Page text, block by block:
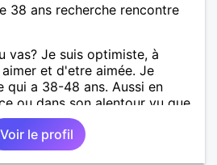
38 ans recherche rencontre
vas? Je suis optimiste, à
et d'etre aimée. Je
qui a 38-48 ans. Aussi en
ou dans son alentour vu que
ne peux pas souvent
chance à tout le monde.
Voir le profil